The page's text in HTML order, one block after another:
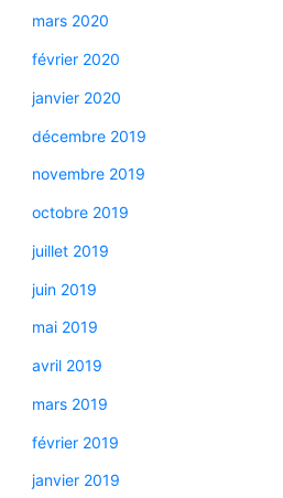
mars 2020
février 2020
janvier 2020
décembre 2019
novembre 2019
octobre 2019
juillet 2019
juin 2019
mai 2019
avril 2019
mars 2019
février 2019
janvier 2019